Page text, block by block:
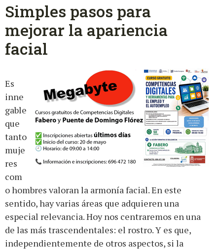
Simples pasos para
mejorar la apariencia
facial
Es
inne
gable
que
tanto
muje
res
com
o hombres valoran la armonía facial. En este
sentido, hay varias áreas que adquieren una
especial relevancia. Hoy nos centraremos en una
de las más trascendentales: el rostro. Y es que,
independientemente de otros aspectos, si la